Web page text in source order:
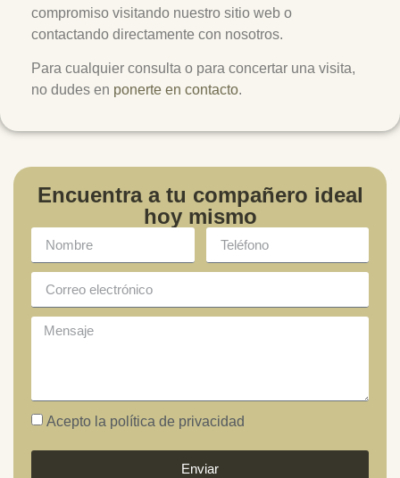
compromiso visitando nuestro sitio web o
contactando directamente con nosotros.
Para cualquier consulta o para concertar una visita,
no dudes en ponerte en contacto.
Encuentra a tu compañero ideal
hoy mismo
Acepto la política de privacidad
Enviar